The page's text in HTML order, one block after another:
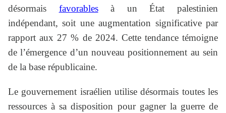
désormais favorablesà un État palestinien
indépendant, soit une augmentation significative par
rapport aux 27 % de 2024. Cette tendance témoigne
de l’émergence d’un nouveau positionnement au sein
de la base républicaine.
Le gouvernement israélien utilise désormais toutes les
ressources à sa disposition pour gagner la guerre de